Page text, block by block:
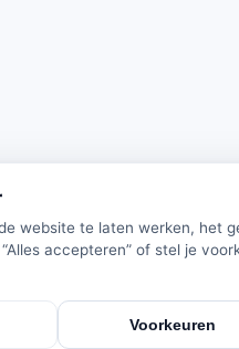
website te laten werken, het
accepteren” of stel je
Voorkeuren